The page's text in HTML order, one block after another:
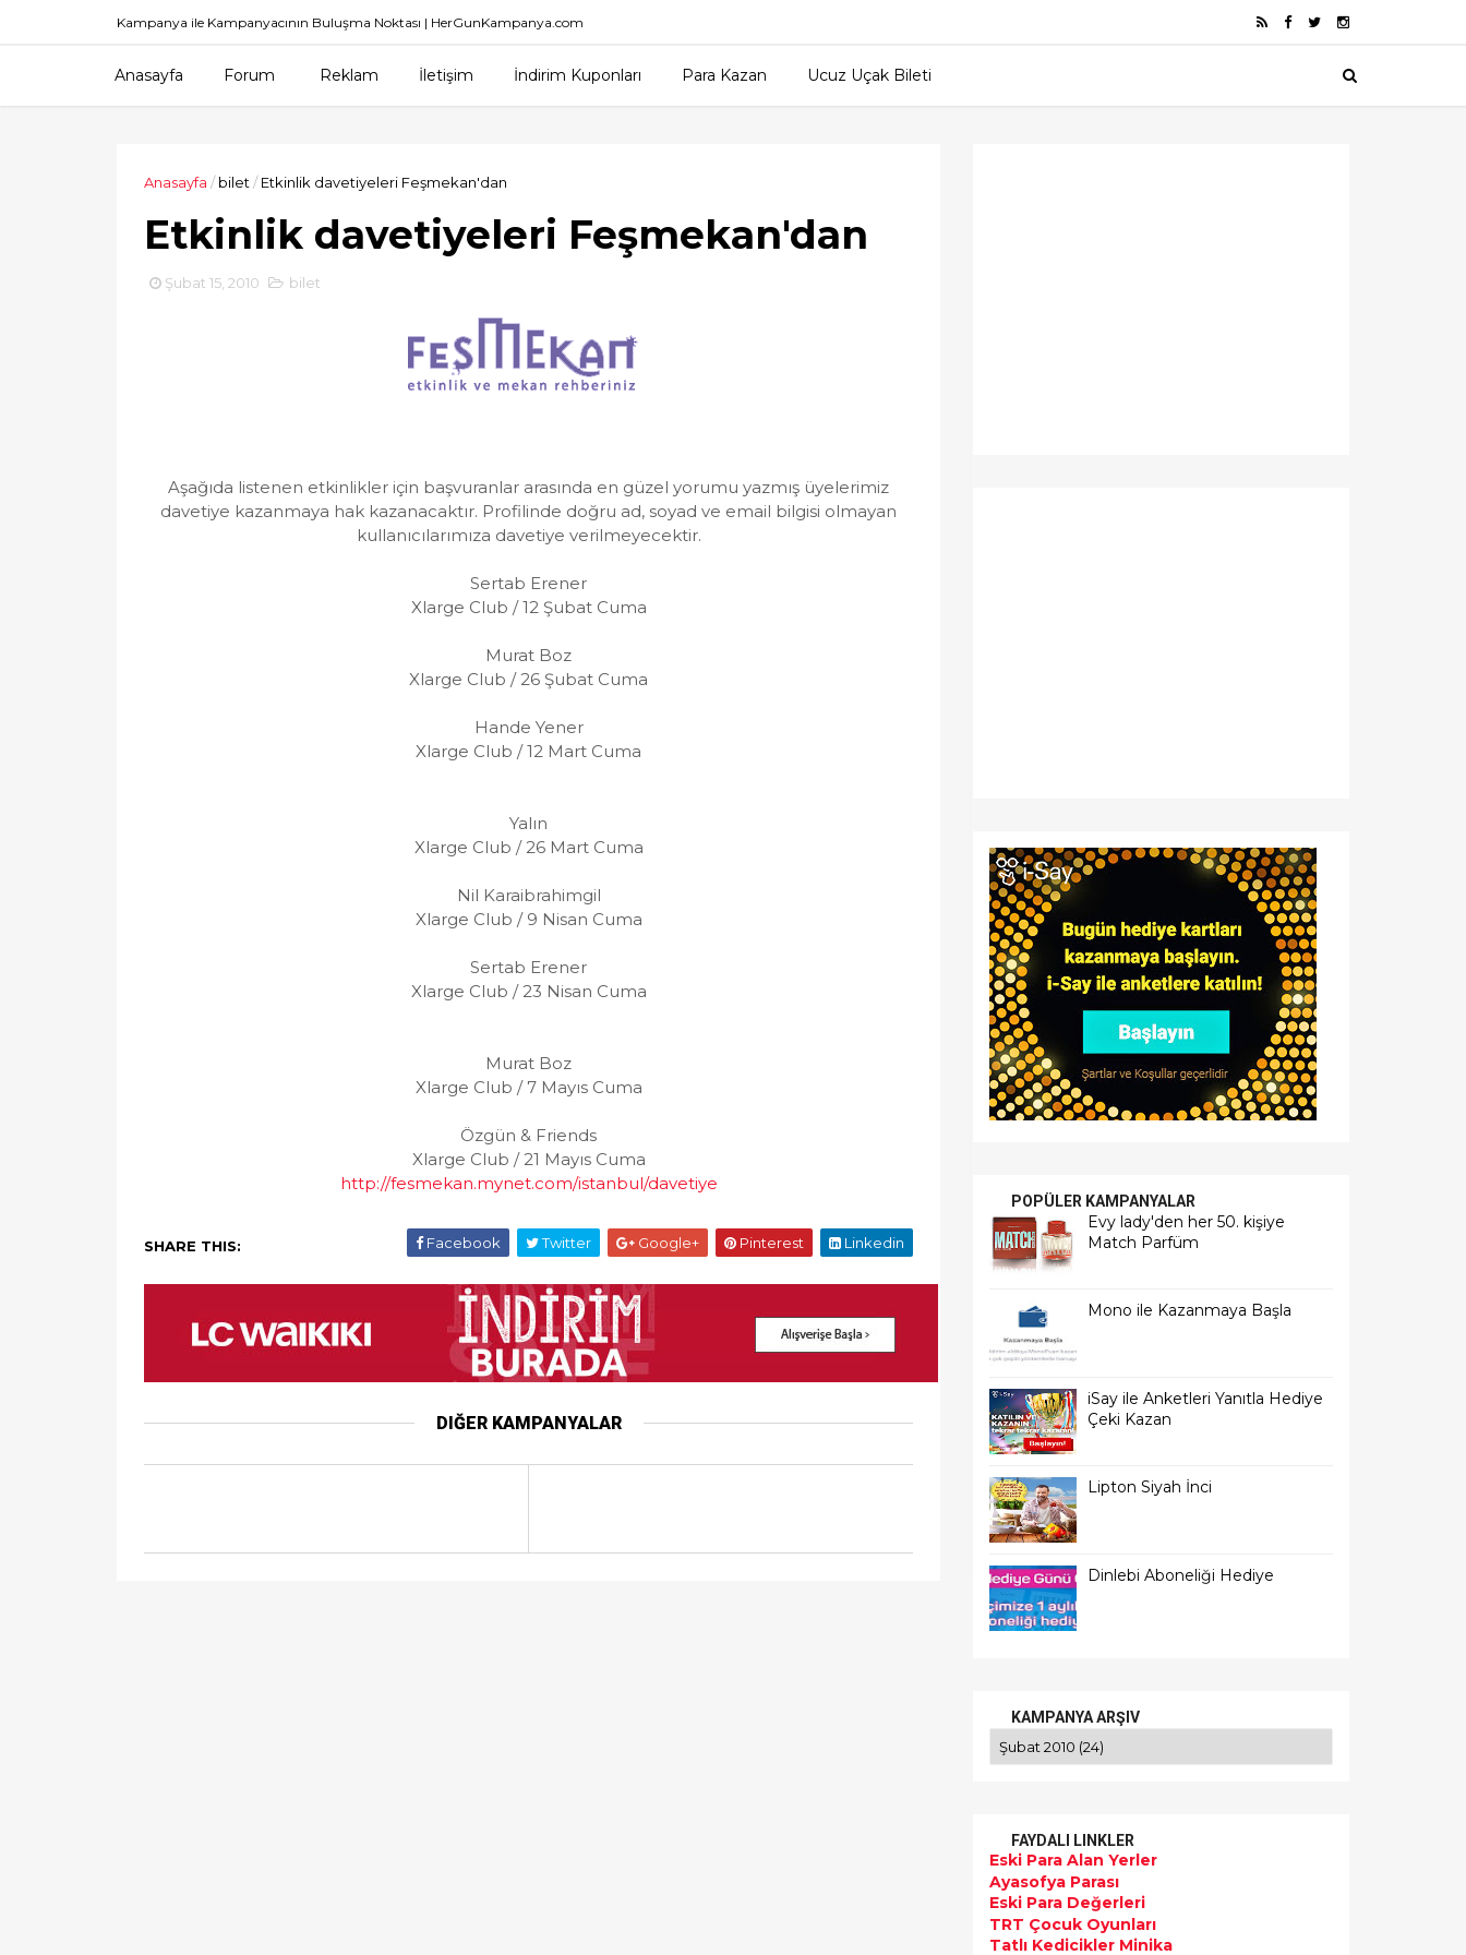
Kampanya ile Kampanyacının Buluşma Noktası | HerGunKampanya.com
Anasayfa Forum Reklam İletişim İndirim Kuponları Para Kazan Ucuz Uçak Bileti
Anasayfa / bilet / Etkinlik davetiyeleri Feşmekan'dan
Etkinlik davetiyeleri Feşmekan'dan
Şubat 15, 2010 bilet
Aşağıda listenen etkinlikler için başvuranlar arasında en güzel yorumu yazmış üyelerimiz
davetiye kazanmaya hak kazanacaktır. Profilinde doğru ad, soyad ve email bilgisi olmayan
kullanıcılarımıza davetiye verilmeyecektir.
Sertab Erener
Xlarge Club / 12 Şubat Cuma
Murat Boz
Xlarge Club / 26 Şubat Cuma
Hande Yener
Xlarge Club / 12 Mart Cuma
Yalın
Xlarge Club / 26 Mart Cuma
Nil Karaibrahimgil
Xlarge Club / 9 Nisan Cuma
Sertab Erener
Xlarge Club / 23 Nisan Cuma
Murat Boz
Xlarge Club / 7 Mayıs Cuma
Özgün & Friends
Xlarge Club / 21 Mayıs Cuma
http://fesmekan.mynet.com/istanbul/davetiye
SHARE THIS: Facebook Twitter Google+ Pinterest Linkedin
DIĞER KAMPANYALAR
POPÜLER KAMPANYALAR
Evy lady'den her 50. kişiye
Match Parfüm
Mono ile Kazanmaya Başla
iSay ile Anketleri Yanıtla Hediye
Çeki Kazan
Lipton Siyah İnci
Dinlebi Aboneliği Hediye
KAMPANYA ARŞIV
FAYDALI LINKLER
Eski Para Alan Yerler
Ayasofya Parası
Eski Para Değerleri
TRT Çocuk Oyunları
Tatlı Kedicikler Minika